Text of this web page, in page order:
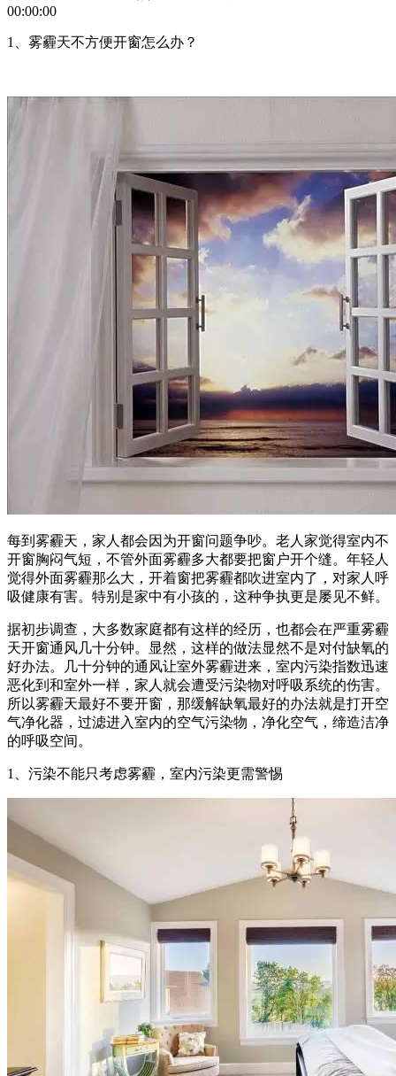
00:00:00
1、雾霾天不方便开窗怎么办？
每到雾霾天，家人都会因为开窗问题争吵。老人家觉得室内不
开窗胸闷气短，不管外面雾霾多大都要把窗户开个缝。年轻人
觉得外面雾霾那么大，开着窗把雾霾都吹进室内了，对家人呼
吸健康有害。特别是家中有小孩的，这种争执更是屡见不鲜。
据初步调查，大多数家庭都有这样的经历，也都会在严重雾霾
天开窗通风几十分钟。显然，这样的做法显然不是对付缺氧的
好办法。几十分钟的通风让室外雾霾进来，室内污染指数迅速
恶化到和室外一样，家人就会遭受污染物对呼吸系统的伤害。
所以雾霾天最好不要开窗，那缓解缺氧最好的办法就是打开空
气净化器，过滤进入室内的空气污染物，净化空气，缔造洁净
的呼吸空间。
1、污染不能只考虑雾霾，室内污染更需警惕